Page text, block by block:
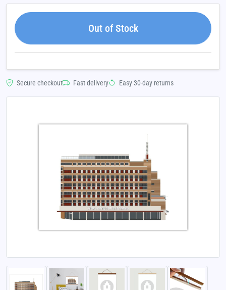
Out of Stock
Secure checkout Fast delivery Easy 30-day returns